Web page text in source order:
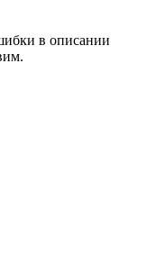
в описании